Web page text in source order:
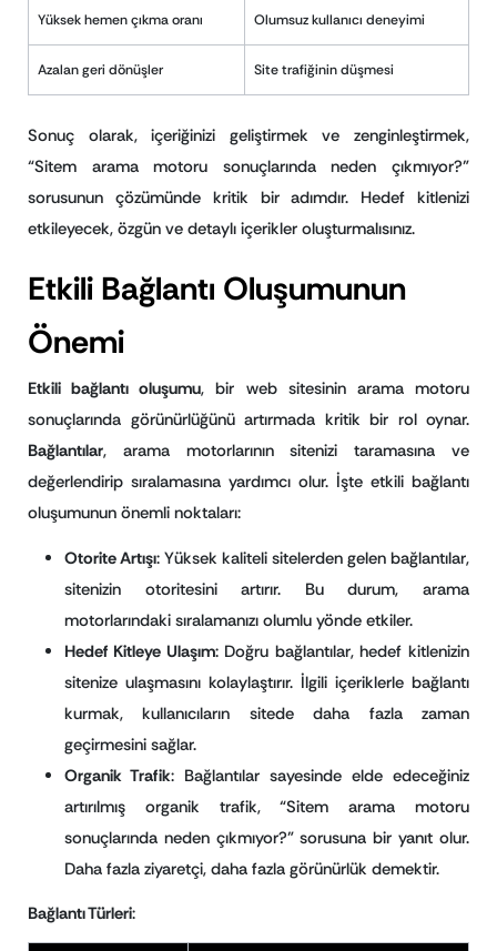
Yüksek hemen çıkma oranı Olumsuz kullanıcı deneyimi
Azalan geri dönüşler Site trafiğinin düşmesi
Sonuç olarak, içeriğinizi geliştirmek ve zenginleştirmek,
“Sitem arama motoru sonuçlarında neden çıkmıyor?”
sorusunun çözümünde kritik bir adımdır. Hedef kitlenizi
etkileyecek, özgün ve detaylı içerikler oluşturmalısınız.
Etkili Bağlantı Oluşumunun
Önemi
Etkili bağlantı oluşumu, bir web sitesinin arama motoru
sonuçlarında görünürlüğünü artırmada kritik bir rol oynar.
Bağlantılar, arama motorlarının sitenizi taramasına ve
değerlendirip sıralamasına yardımcı olur. İşte etkili bağlantı
oluşumunun önemli noktaları:
Otorite Artışı: Yüksek kaliteli sitelerden gelen bağlantılar,
sitenizin otoritesini artırır. Bu durum, arama
motorlarındaki sıralamanızı olumlu yönde etkiler.
Hedef Kitleye Ulaşım: Doğru bağlantılar, hedef kitlenizin
sitenize ulaşmasını kolaylaştırır. İlgili içeriklerle bağlantı
kurmak, kullanıcıların sitede daha fazla zaman
geçirmesini sağlar.
Organik Trafik: Bağlantılar sayesinde elde edeceğiniz
artırılmış organik trafik, “Sitem arama motoru
sonuçlarında neden çıkmıyor?” sorusuna bir yanıt olur.
Daha fazla ziyaretçi, daha fazla görünürlük demektir.
Bağlantı Türleri: